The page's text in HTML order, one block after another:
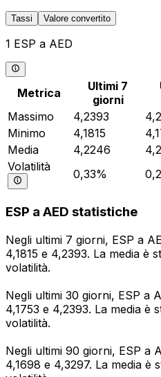
Tassi Valore convertito
1 ESP a AED
Metrica
Ultimi 7
giorni
Massimo
4,2393
Minimo
4,1815
Media
4,2246
Volatilità
0,33%
ESP a AED statistiche
Negli ultimi 7 giorni, ESP a
4,1815 e 4,2393. La media è
volatilità.
Negli ultimi 30 giorni, ESP a
4,1753 e 4,2393. La media è
volatilità.
Negli ultimi 90 giorni, ESP a
4,1698 e 4,3297. La media è